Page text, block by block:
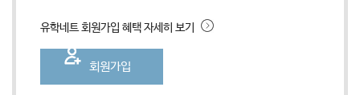
유학네트 회원가입 혜택 자세히 보기
회원가입